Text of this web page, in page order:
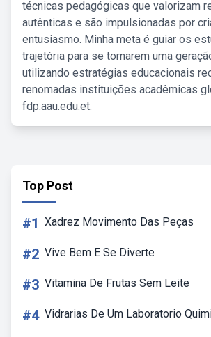
técnicas pedagógicas que valorizam
autênticas e são impulsionadas por
entusiasmo. Minha meta é guiar os
trajetória para se tornarem uma
utilizando estratégias educacionais
renomadas instituições acadêmicas
fdp.aau.edu.et.
Top Post
#1 Xadrez Movimento Das Peças
#2 Vive Bem E Se Diverte
#3 Vitamina De Frutas Sem Leite
#4 Vidrarias De Um Laboratorio